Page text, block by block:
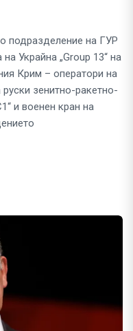
подразделение на ГУР
Украйна „Group 13“ на
Крим – оператори на
зенитно-ракетно-
и военен кран на